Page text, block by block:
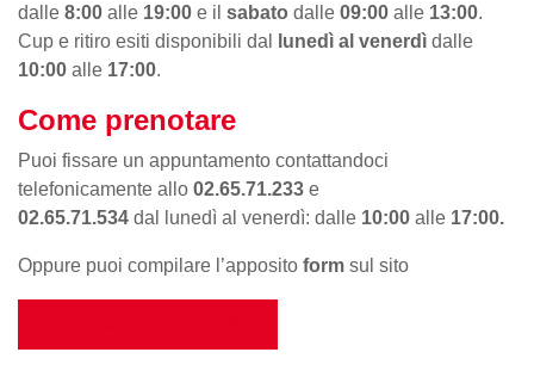
dalle 8:00 alle 19:00 e il sabato dalle 09:00 alle 13:00.
Cup e ritiro esiti disponibili dal
lunedì al venerdì dalle
10:00 alle 17:00.
Come prenotare
Puoi fissare un appuntamento contattandoci
telefonicamente allo 02.65.71.233 e
02.65.71.534 dal lunedì al venerdì: dalle 10:00 alle 17:00.
Oppure puoi compilare l’apposito form sul sito